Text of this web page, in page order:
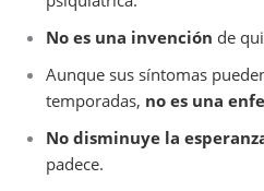
No es una invención de
Aunque sus síntomas
temporadas, no es una
No disminuye la
padece.